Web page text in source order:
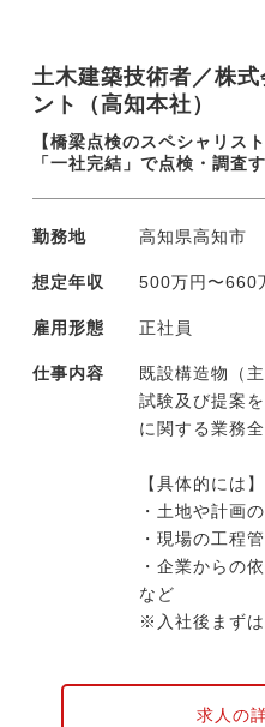
土木建築技術者／株
ント（高知本社）
【橋梁点検のスペシャリス
「一社完結」で点検・調査
勤務地 高知県高知市
想定年収 500万円〜660
雇用形態 正社員
仕事内容
既設構造物（
試験及び提案
に関する業務
【具体的には】
・土地や計画
・現場の工程
・企業からの
など
※入社後まずは
現在、案件の
求人の